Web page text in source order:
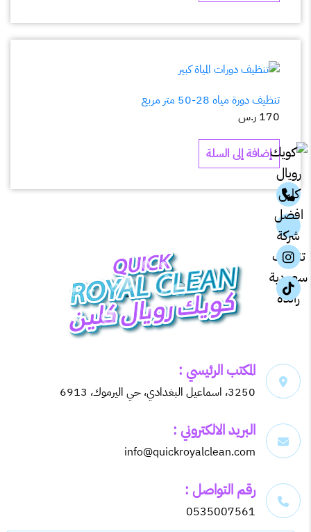
تنظيف دورة مياه 28-50 متر مربع
170 ر.س
إضافة إلى السلة
المكتب الرئيسي :
3250، اسماعيل البغدادي، حي اليرموك، 6913
البريد الالكتروني :
info@quickroyalclean.com
رقم التواصل :
0535007561